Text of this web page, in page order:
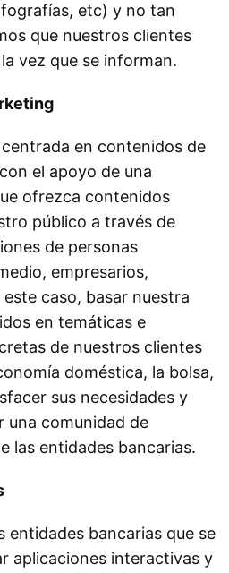
etc) y no tan
que nuestros clientes
vez que se informan.
en contenidos de
el apoyo de una
ofrezca contenidos
público a través de
de personas
empresarios,
caso, basar nuestra
en temáticas e
de nuestros clientes
doméstica, la bolsa,
sus necesidades y
una comunidad de
las entidades bancarias.
entidades bancarias que se
aplicaciones interactivas y